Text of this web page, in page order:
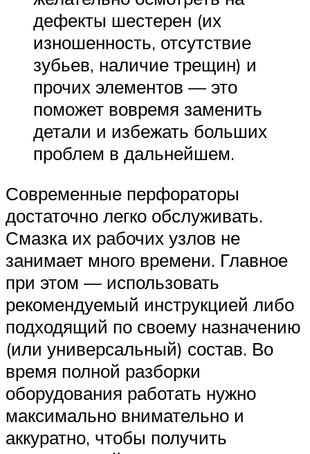
дефекты шестерен (их
изношенность, отсутствие
зубьев, наличие трещин) и
прочих элементов — это
поможет вовремя заменить
детали и избежать больших
проблем в дальнейшем.
Современные перфораторы
достаточно легко обслуживать.
Смазка их рабочих узлов не
занимает много времени. Главное
при этом — использовать
рекомендуемый инструкцией либо
подходящий по своему назначению
(или универсальный) состав. Во
время полной разборки
оборудования работать нужно
максимально внимательно и
аккуратно, чтобы получить